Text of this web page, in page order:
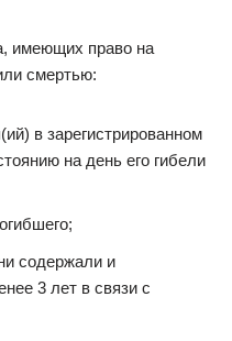
имеющих право на
смертью:
в зарегистрированном
на день его гибели
содержали и
3 лет в связи с